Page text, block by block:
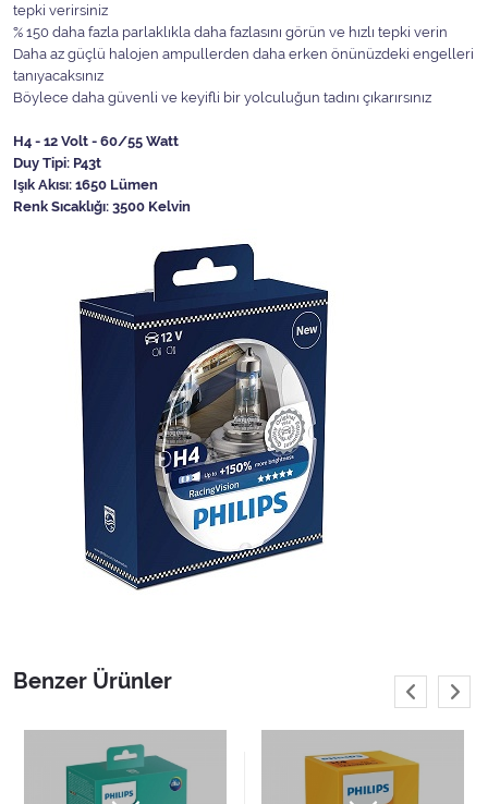
tepki verirsiniz
% 150 daha fazla parlaklıkla daha fazlasını görün ve hızlı tepki verin
Daha az güçlü halojen ampullerden daha erken önünüzdeki engelleri
tanıyacaksınız
Böylece daha güvenli ve keyifli bir yolculuğun tadını çıkarırsınız
H4 - 12 Volt - 60/55 Watt
Duy Tipi: P43t
Işık Akısı: 1650 Lümen
Renk Sıcaklığı: 3500 Kelvin
Benzer Ürünler